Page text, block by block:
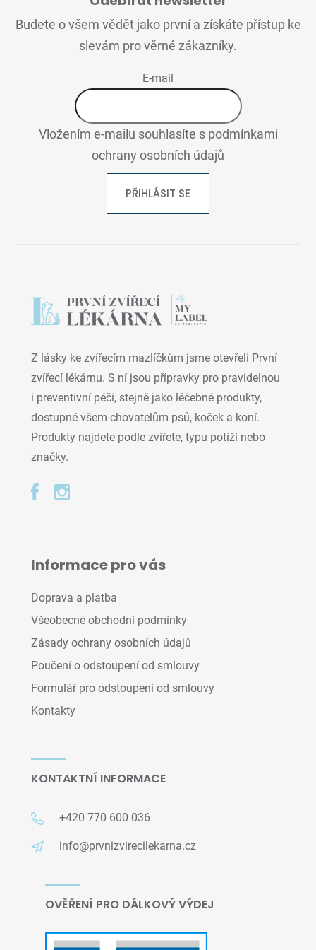
Budete o všem vědět jako první a získáte přístup ke
slevám pro věrné zákazníky.
E-mail
Vložením e-mailu souhlasíte s podmínkami
ochrany osobních údajů
PŘIHLÁSIT SE
Z lásky ke zvířecím mazlíčkům jsme otevřeli První
zvířecí lékárnu. S ní jsou přípravky pro pravidelnou
i preventivní péči, stejně jako léčebné produkty,
dostupné všem chovatelům psů, koček a koní.
Produkty najdete podle zvířete, typu potíží nebo
značky.
Informace pro vás
Doprava a platba
Všeobecné obchodní podmínky
Zásady ochrany osobních údajů
Poučení o odstoupení od smlouvy
Formulář pro odstoupení od smlouvy
Kontakty
KONTAKTNÍ INFORMACE
+420 770 600 036
info@prvnizvirecilekarna.cz
OVĚŘENÍ PRO DÁLKOVÝ VÝDEJ